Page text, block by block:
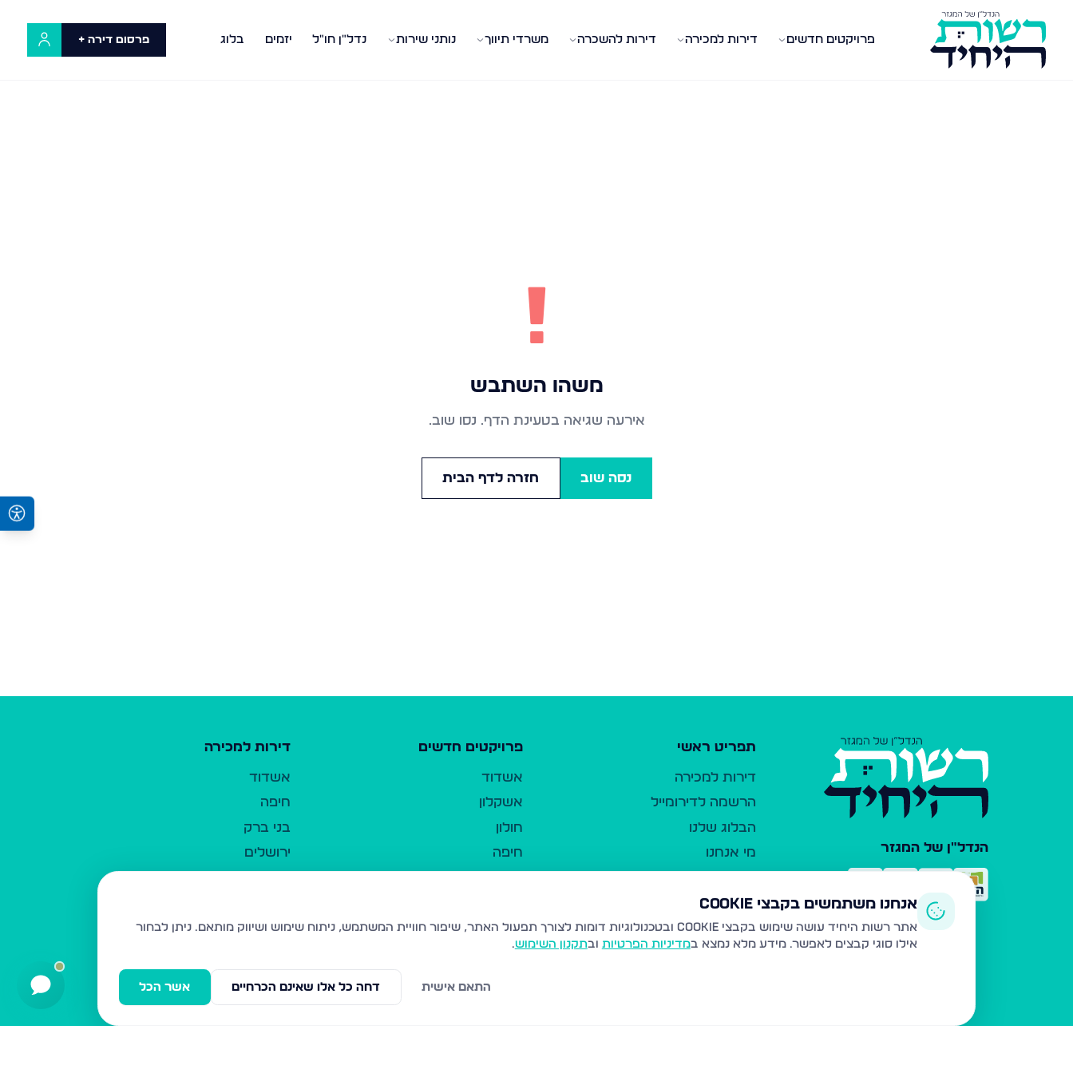
פרויקטים חדשים דירות למכירה דירות להשכרה משרדי תיווך נותני שירות נדל"ן חו"ל יזמים בלוג פרסום דירה +
!
משהו השתבש
אירעה שגיאה בטעינת הדף. נסו שוב.
נסה שוב חזרה לדף הבית
הנדל"ן של המגזר
תפריט ראשי
דירות למכירה
הרשמה לדירומייל
הבלוג שלנו
מי אנחנו
כלי עזר
פרסום ברשות היחיד
משרדי תיווך
פרויקטים חדשים
אשדוד
אשקלון
חולון
חיפה
נהריה
עמנואל
דירות למכירה
אשדוד
חיפה
בני ברק
ירושלים
בית שמש
ביתר עילית
אנחנו משתמשים בקבצי Cookie
אתר רשות היחיד עושה שימוש בקבצי Cookie ובטכנולוגיות דומות לצורך תפעול האתר, שיפור חוויית המשתמש, ניתוח שימוש ושיווק מותאם.
ניתן לבחור
אילו סוגי קבצים לאפשר. מידע מלא נמצא במדיניות הפרטיות ובתקנון השימוש.
אשר הכל דחה כל אלו שאינם הכרחיים התאם אישית